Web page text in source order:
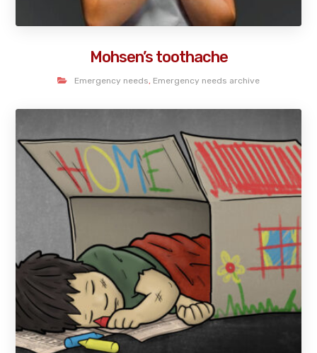
Mohsen’s toothache
Emergency needs, Emergency needs archive